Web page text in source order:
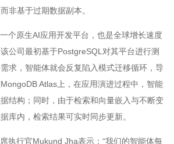
非基于过期数据副本。
个原生AI应用开发平台，也是全球增长速度
公司最初基于PostgreSQL对其平台进行测
求，智能体就会反复陷入模式迁移循环，导
Atlas上，在应用演进过程中，智能
结构；同时，由于检索和向量嵌入与不断变
库内，检索结果可实时同步更新。
执行官Mukund Jha表示：“我们的智能体每